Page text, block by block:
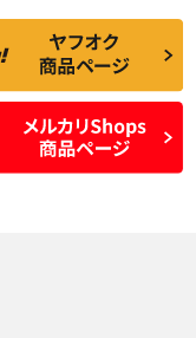
偏磨耗・劣化は感じ
られるが、使用に問
題のない中古品
残り溝も少なく、偏
磨耗がみられ、短期
間使用できるくらい
の中古品